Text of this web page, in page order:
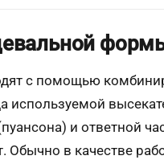
с помощью
используемой
и ответной
Обычно в качестве